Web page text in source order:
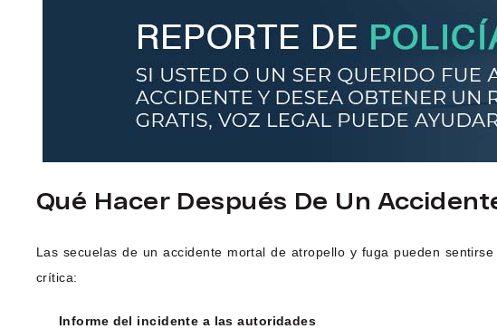
Qué Hacer Después De Un
Las secuelas de un accidente mortal de atropello y fuga pueden
crítica:
Informe del incidente a las autoridades